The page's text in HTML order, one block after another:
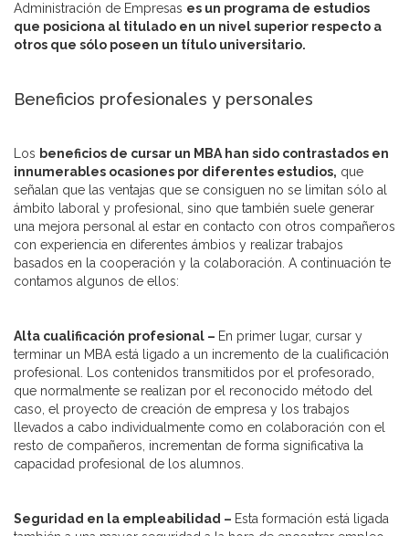
Administración de Empresas es un programa de estudios
que posiciona al titulado en un nivel superior respecto a
otros que sólo poseen un título universitario.
Beneficios profesionales y personales
Los beneficios de cursar un MBA han sido contrastados en
innumerables ocasiones por diferentes estudios, que
señalan que las ventajas que se consiguen no se limitan sólo al
ámbito laboral y profesional, sino que también suele generar
una mejora personal al estar en contacto con otros compañeros
con experiencia en diferentes ámbios y realizar trabajos
basados en la cooperación y la colaboración. A continuación te
contamos algunos de ellos:
Alta cualificación profesional – En primer lugar, cursar y
terminar un MBA está ligado a un incremento de la cualificación
profesional. Los contenidos transmitidos por el profesorado,
que normalmente se realizan por el reconocido método del
caso, el proyecto de creación de empresa y los trabajos
llevados a cabo individualmente como en colaboración con el
resto de compañeros, incrementan de forma significativa la
capacidad profesional de los alumnos.
Seguridad en la empleabilidad – Esta formación está ligada